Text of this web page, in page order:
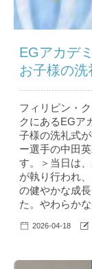
EGアカデ
お子様の洗
フィリピン・
クにあるEGア
子様の洗礼式
ー選手の中田
す。＞当日は
が執り行われ
の健やかな成
た。やわらか
2026-04-18